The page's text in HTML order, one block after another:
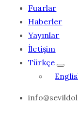
Fuarlar
Haberler
Yayınlar
İletişim
Türkçe